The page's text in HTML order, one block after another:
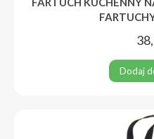
Dodaj